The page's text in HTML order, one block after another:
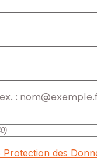
RSAC de Douai sous
Protection des